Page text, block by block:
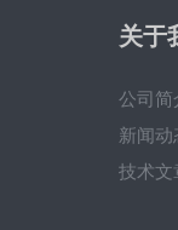
关于
公司简
新闻动
技术文